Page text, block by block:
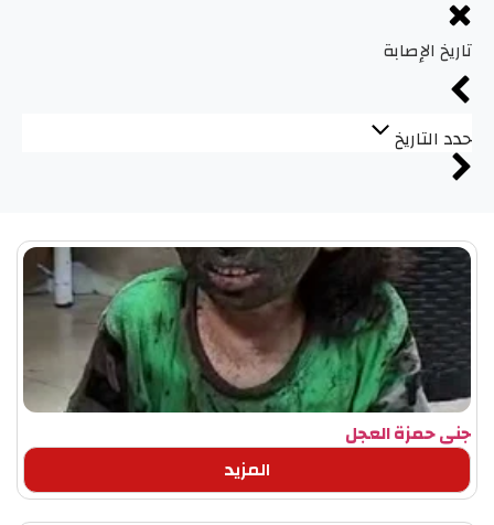
تاريخ الإصابة
حدد التاريخ
جنى حمزة العجل
المزيد